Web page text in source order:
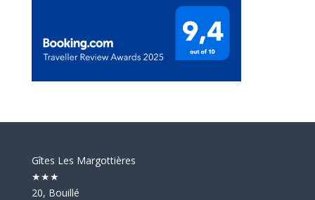
Gîtes Les Margottières
★★★
20, Bouillé